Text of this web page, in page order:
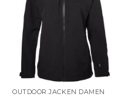
OUTDOOR JACKEN DAMEN